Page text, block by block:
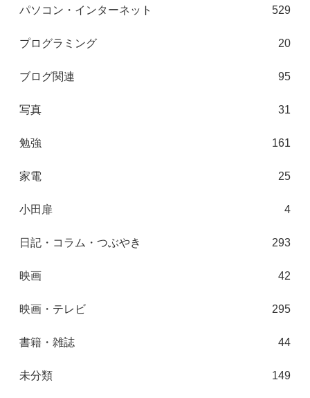
パソコン・インターネット 529
プログラミング 20
ブログ関連 95
写真 31
勉強 161
家電 25
小田扉 4
日記・コラム・つぶやき 293
映画 42
映画・テレビ 295
書籍・雑誌 44
未分類 149